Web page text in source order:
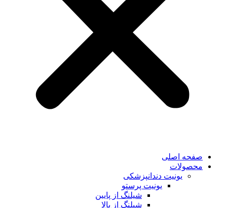
صفحه اصلی
محصولات
یونیت دندانپزشکی
یونیت پرستو
شیلنگ از پایین
شیلنگ از بالا